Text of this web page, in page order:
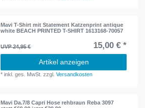
Mavi T-Shirt mit Statement Katzenprint antique
white BEACH PRINTED T-SHIRT 1613168-70057
UVP 24,95 € 15,00 € *
Artikel anzeigen
*inkl. ges. MwSt. zzgl.Versandkosten
Mavi Da.7/8 Capri Hose rehbraun Reba 3097